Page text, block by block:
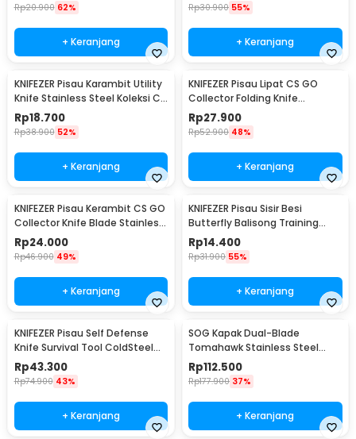
Rp20.900 62%
+ Keranjang
Rp30.900 55%
+ Keranjang
KNIFEZER Pisau Karambit Utility
Knife Stainless Steel Koleksi CS
GO - H12
Rp18.700
Rp38.900 52%
+ Keranjang
KNIFEZER Pisau Lipat CS GO
Collector Folding Knife
Stainless Steel Pointed Head -
K390
Rp27.900
Rp52.900 48%
+ Keranjang
KNIFEZER Pisau Kerambit CS GO
Collector Knife Blade Stainless
Steel - H10
Rp24.000
Rp46.900 49%
+ Keranjang
KNIFEZER Pisau Sisir Besi
Butterfly Balisong Training
Knife CS GO - LF-9898
Rp14.400
Rp31.900 55%
+ Keranjang
KNIFEZER Pisau Self Defense
Knife Survival Tool ColdSteel
Straight - 17T
Rp43.300
Rp74.900 43%
+ Keranjang
SOG Kapak Dual-Blade
Tomahawk Stainless Steel
Survival Camping
Rp112.500
Rp177.900 37%
+ Keranjang